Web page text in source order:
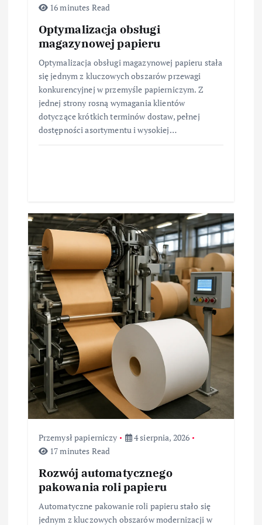
16 minutes Read
Optymalizacja obsługi
magazynowej papieru
Optymalizacja obsługi magazynowej papieru stała
się jednym z kluczowych obszarów przewagi
konkurencyjnej w przemyśle papierniczym. Z
jednej strony rosną wymagania klientów
dotyczące krótkich terminów dostaw, pełnej
dostępności asortymentu i wysokiej…
Przemysł papierniczy
4 sierpnia, 2026
17 minutes Read
Rozwój automatycznego
pakowania roli papieru
Automatyczne pakowanie roli papieru stało się
jednym z kluczowych obszarów modernizacji w